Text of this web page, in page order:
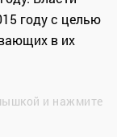
году с целью
в их
и нажмите